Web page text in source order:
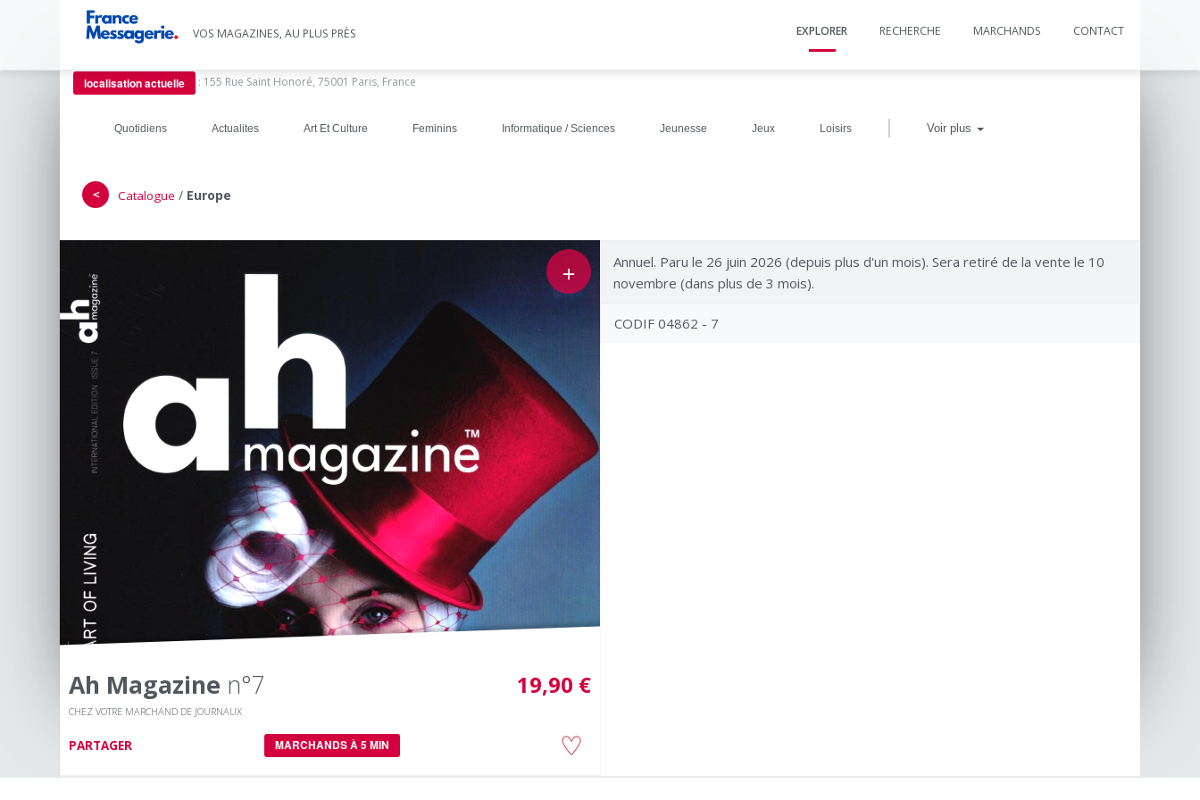
VOS MAGAZINES, AU PLUS PRÈS EXPLORER RECHERCHE MARCHANDS CONTACT
localisation actuelle : 155 Rue Saint Honoré, 75001 Paris, France
Quotidiens Actualites Art Et Culture Feminins Informatique / Sciences Jeunesse Jeux Loisirs | Voir plus
＜ Catalogue / Europe
＋
Ah Magazine n°7
CHEZ VOTRE MARCHAND DE JOURNAUX
19,90 €
PARTAGER MARCHANDS À 5 MIN
Annuel. Paru le 26 juin 2026 (depuis plus d'un mois). Sera retiré de la vente le 10
novembre (dans plus de 3 mois).
CODIF 04862 - 7